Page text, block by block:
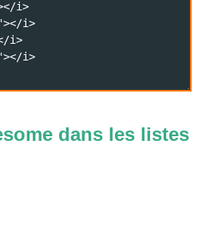
dans les listes